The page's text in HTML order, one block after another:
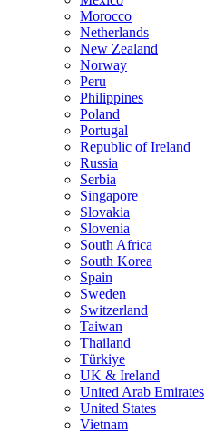
Morocco
Netherlands
New Zealand
Norway
Peru
Philippines
Poland
Portugal
Republic of Ireland
Russia
Serbia
Singapore
Slovakia
Slovenia
South Africa
South Korea
Spain
Sweden
Switzerland
Taiwan
Thailand
Türkiye
UK & Ireland
United Arab Emirates
United States
Vietnam